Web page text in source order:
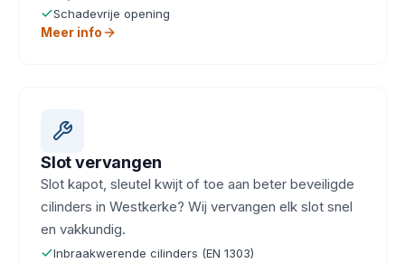
Schadevrije opening
Meer info
Slot vervangen
Slot kapot, sleutel kwijt of toe aan beter beveiligde
cilinders in Westkerke? Wij vervangen elk slot snel
en vakkundig.
Inbraakwerende cilinders (EN 1303)